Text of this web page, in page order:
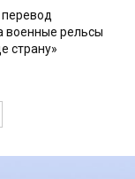
военные рельсы
страну»